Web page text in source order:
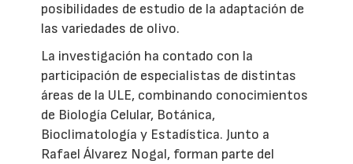
posibilidades de estudio de la adaptación de
las variedades de olivo.
La investigación ha contado con la
participación de especialistas de distintas
áreas de la ULE, combinando conocimientos
de Biología Celular, Botánica,
Bioclimatología y Estadística. Junto a
Rafael Álvarez Nogal, forman parte del